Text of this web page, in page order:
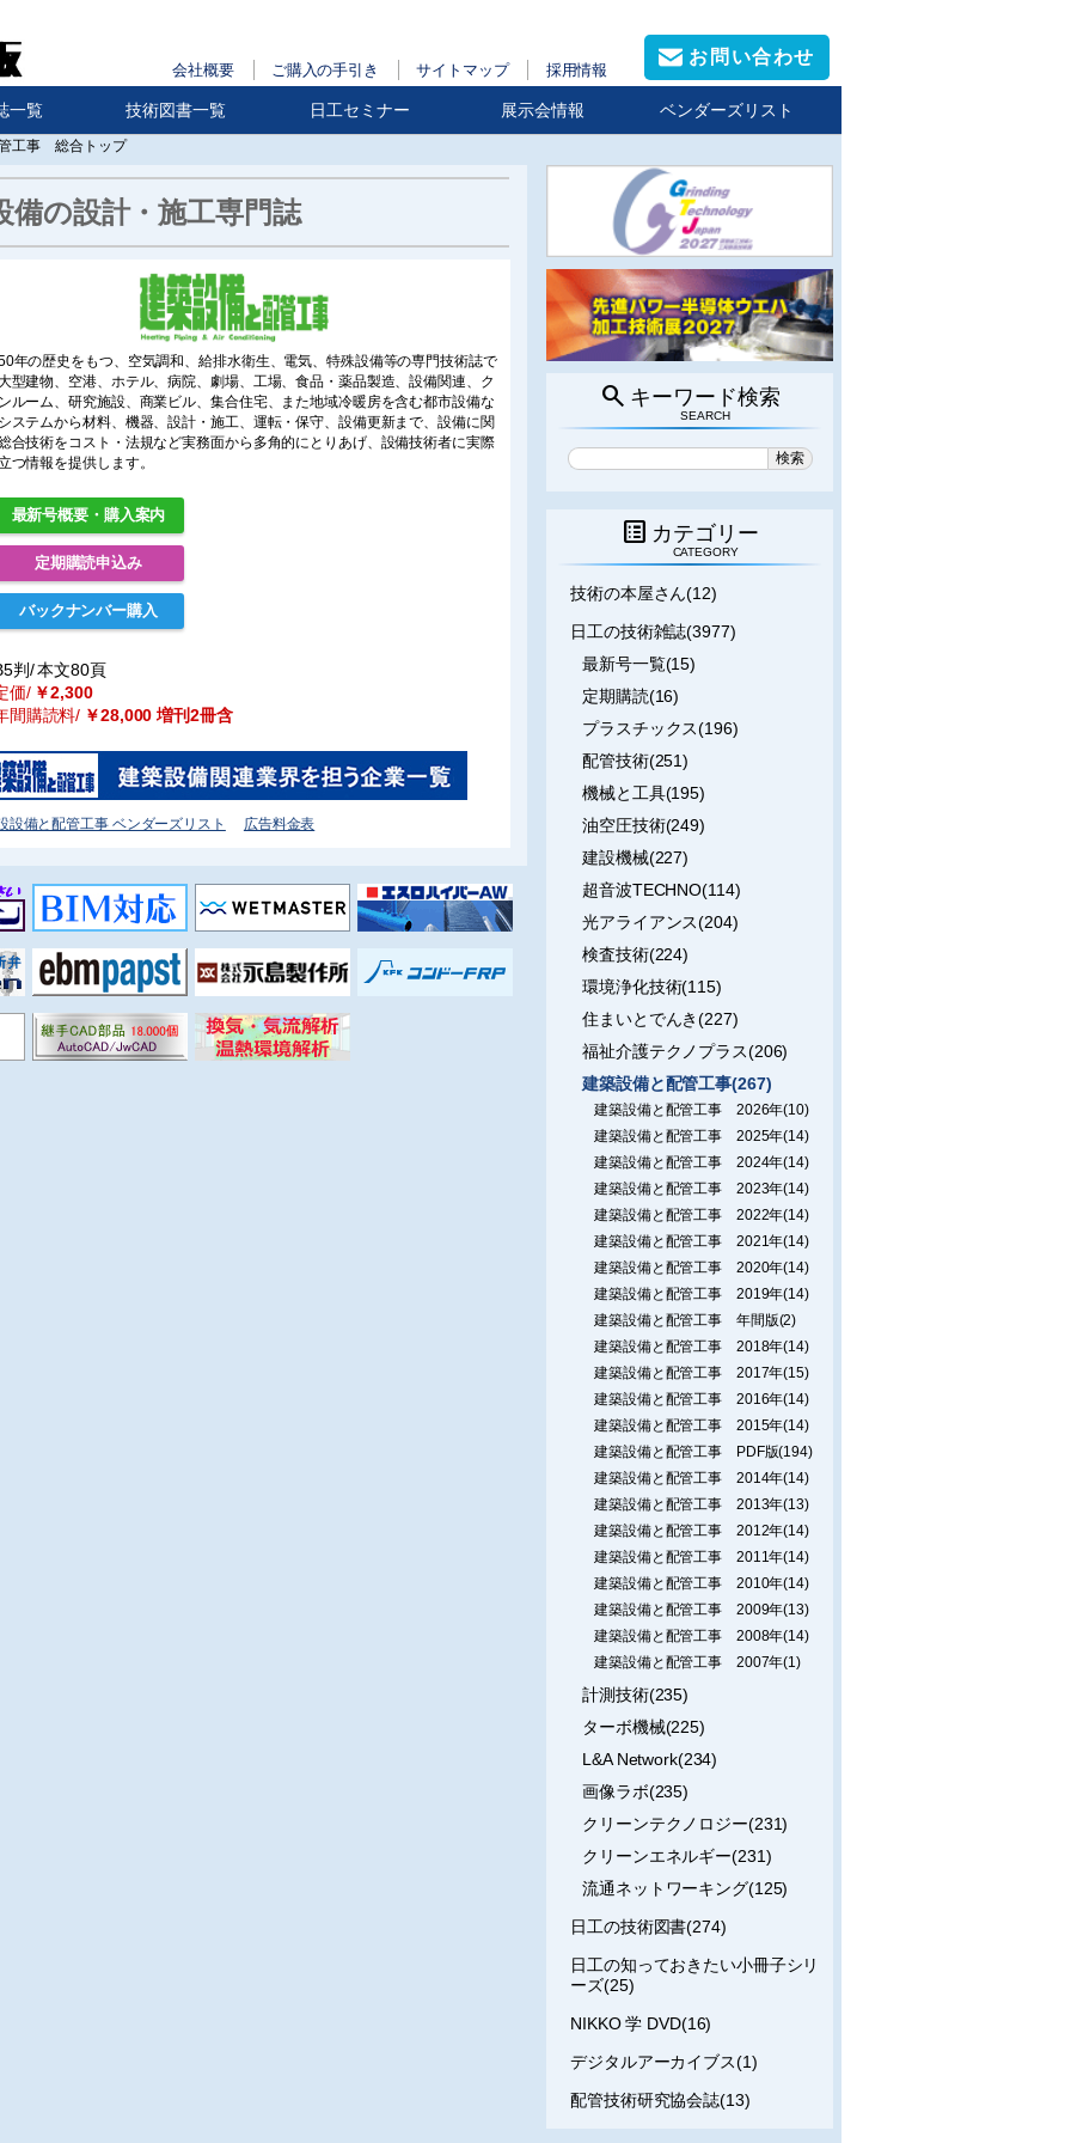
会社概要 ご購入の手引き サイトマップ 採用情報
お問い合わせ
一覧 技術図書一覧 日工セミナー 展示会情報 ベンダーズリスト
工事 総合トップ
備の設計・施工専門誌
年の歴史をもつ、空気調和、給排水衛生、電気、特殊設備等の専門技術誌で
型建物、空港、ホテル、病院、劇場、工場、食品・薬品製造、設備関連、ク
ルーム、研究施設、商業ビル、集合住宅、また地域冷暖房を含む都市設備な
ステムから材料、機器、設計・施工、運転・保守、設備更新まで、設備に関
合技術をコスト・法規など実務面から多角的にとりあげ、設備技術者に実際
つ情報を提供します。
最新号概要・購入案内
定期購読申込み
バックナンバー購入
判/本文80頁
価/ ￥2,300
間購読料/ ￥28,000 増刊2冊含
設備と配管工事 ベンダーズリスト 広告料金表
search キーワード検索
SEARCH
list_alt カテゴリー
CATEGORY
技術の本屋さん(12)
日工の技術雑誌(3977)
最新号一覧(15)
定期購読(16)
プラスチックス(196)
配管技術(251)
機械と工具(195)
油空圧技術(249)
建設機械(227)
超音波TECHNO(114)
光アライアンス(204)
検査技術(224)
環境浄化技術(115)
住まいとでんき(227)
福祉介護テクノプラス(206)
建築設備と配管工事(267)
建築設備と配管工事 2026年(10)
建築設備と配管工事 2025年(14)
建築設備と配管工事 2024年(14)
建築設備と配管工事 2023年(14)
建築設備と配管工事 2022年(14)
建築設備と配管工事 2021年(14)
建築設備と配管工事 2020年(14)
建築設備と配管工事 2019年(14)
建築設備と配管工事 年間版(2)
建築設備と配管工事 2018年(14)
建築設備と配管工事 2017年(15)
建築設備と配管工事 2016年(14)
建築設備と配管工事 2015年(14)
建築設備と配管工事 PDF版(194)
建築設備と配管工事 2014年(14)
建築設備と配管工事 2013年(13)
建築設備と配管工事 2012年(14)
建築設備と配管工事 2011年(14)
建築設備と配管工事 2010年(14)
建築設備と配管工事 2009年(13)
建築設備と配管工事 2008年(14)
建築設備と配管工事 2007年(1)
計測技術(235)
ターボ機械(225)
L&A Network(234)
画像ラボ(235)
クリーンテクノロジー(231)
クリーンエネルギー(231)
流通ネットワーキング(125)
日工の技術図書(274)
日工の知っておきたい小冊子シリ
ーズ(25)
NIKKO 学 DVD(16)
デジタルアーカイブス(1)
配管技術研究協会誌(13)